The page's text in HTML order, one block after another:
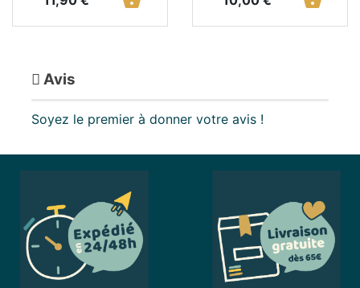
Avis
Soyez le premier à donner votre avis !